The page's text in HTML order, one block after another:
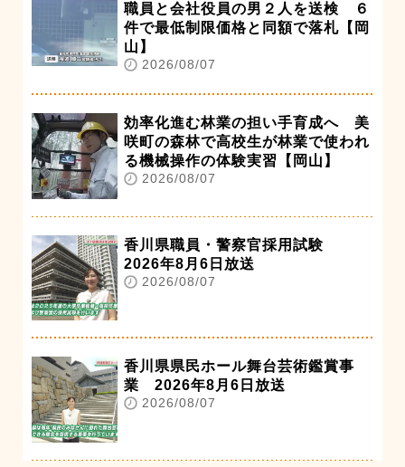
職員と会社役員の男２人を送検 ６
件で最低制限価格と同額で落札【岡
山】
2026/08/07
効率化進む林業の担い手育成へ 美
咲町の森林で高校生が林業で使われ
る機械操作の体験実習【岡山】
2026/08/07
香川県職員・警察官採用試験
2026年8月6日放送
2026/08/07
香川県県民ホール舞台芸術鑑賞事
業 2026年8月6日放送
2026/08/07